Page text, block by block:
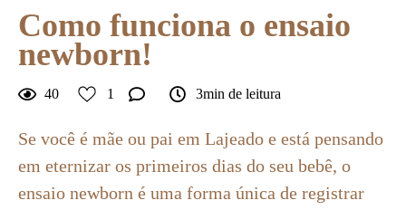
Como funciona o ensaio
newborn!
40 1 3min de leitura
Se você é mãe ou pai em Lajeado e está pensando
em eternizar os primeiros dias do seu bebê, o
ensaio newborn é uma forma única de registrar